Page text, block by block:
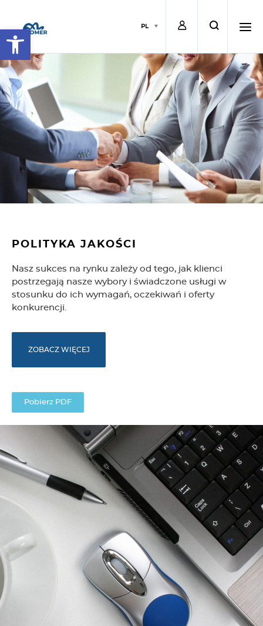
Open toolbar PL
o
g
n
e
a
r
c
h
h
a
m
u
POLITYKA JAKOŚCI
Nasz sukces na rynku zależy od tego, jak klienci
postrzegają nasze wybory i świadczone usługi w
stosunku do ich wymagań, oczekiwań i oferty
konkurencji.
ZOBACZ WIĘCEJ
Pobierz PDF